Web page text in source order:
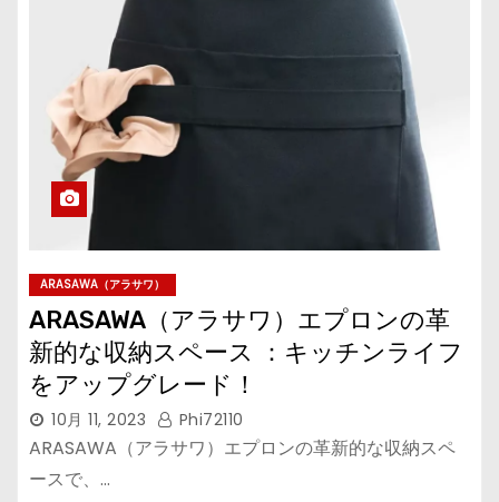
ARASAWA（アラサワ）
ARASAWA（アラサワ）エプロンの革
新的な収納スペース ：キッチンライフ
をアップグレード！
10月 11, 2023 Phi72110
ARASAWA（アラサワ）エプロンの革新的な収納スペ
ースで、…